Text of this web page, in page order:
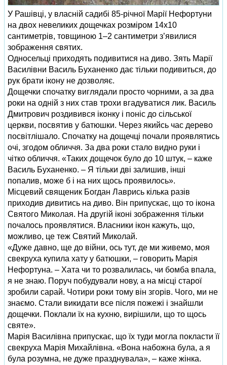
У Рашівці, у власній садибі 85-річної Марії Нефортуни
на двох невеликих дощечках розміром 14х10
сантиметрів, товщиною 1–2 сантиметри з’явилися
зображення святих.
Односельці приходять подивитися на диво. Зять Марії
Василівни Василь Буханенко дає тільки подивиться, до
рук брати ікону не дозволяє.
Дощечки спочатку виглядали просто чорними, а за два
роки на одній з них став трохи вгадуватися лик. Василь
Дмитрович роздивився іконку і поніс до сільської
церкви, посвятив у батюшки. Через якийсь час дерево
посвітлішало. Спочатку на дощечці почали проявлятись
очі, згодом обличчя. За два роки стало видно руки і
чітко обличчя. «Таких дощечок було до 10 штук, – каже
Василь Буханенко. – Я тільки дві залишив, інші
попалив, може б і на них щось проявилось».
Місцевий священик Богдан Лаврись кілька разів
приходив дивитись на диво. Він припускає, що то ікона
Святого Миколая. На другій іконі зображення тільки
почалось проявлятися. Власники ікон кажуть, що,
можливо, це теж Святий Миколай.
«Дуже давно, ще до війни, ось тут, де ми живемо, моя
свекруха купила хату у батюшки, – говорить Марія
Нефортуна. – Хата чи то розвалилась, чи бомба впала,
я не знаю. Поруч побудували нову, а на місці старої
зробили сарай. Чотири роки тому він згорів. Чого, ми не
знаємо. Стали викидати все після пожежі і знайшли
дощечки. Поклали їх на кухню, вирішили, що то щось
святе».
Марія Василівна припускає, що їх туди могла покласти її
свекруха Марія Михайлівна. «Вона набожна була, а я
була розумна, не дуже празднувала», – каже жінка.